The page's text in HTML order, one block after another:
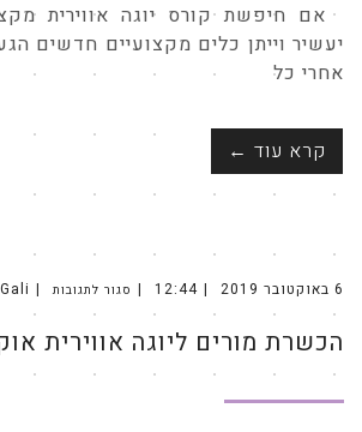
אם חיפשת קורס יוגה אווירית
יעשיר וייתן כלים מקצועיים חדשים
אחרי כל
קרא עוד ←
6 באוקטובר 2019 12:44 סגור לתגובות
הכשרת
ליוגה
אווירית
2019
Gali
הכשרת מורים ליוגה אווירית